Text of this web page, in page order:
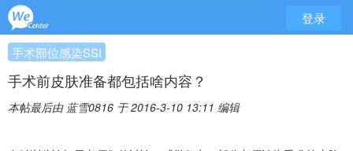
登录
手术部位感染SSI
手术前皮肤准备都包括啥内容？
本帖最后由 蓝雪0816 于 2016-3-10 13:11 编辑